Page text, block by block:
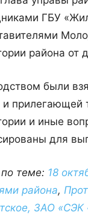
ГБУ
района от
были
прилегающей
и иные
для
теме: 18
района,
ЗАО «СЭК